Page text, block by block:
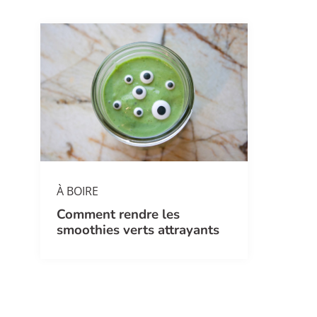
À BOIRE
Comment rendre les
smoothies verts attrayants